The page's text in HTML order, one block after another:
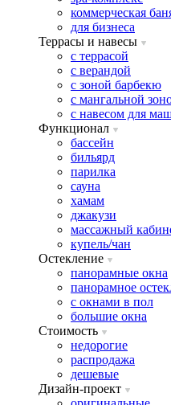
коммерческая
для бизнеса
Террасы и навесы
с террасой
с верандой
с зоной барбекю
с мангальной
с навесом для
Функционал
бассейн
бильярд
парилка
сауна
хамам
джакузи
массажный
купель/чан
Остекление
панорамные окна
панорамное
с окнами в пол
большие окна
Стоимость
недорогие
распродажа
дешевые
Дизайн-проект